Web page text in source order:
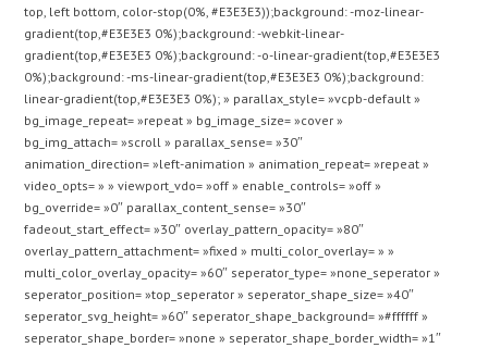
top, left bottom, color-stop(0%, #E3E3E3));background: -moz-linear-
gradient(top,#E3E3E3 0%);background: -webkit-linear-
gradient(top,#E3E3E3 0%);background: -o-linear-gradient(top,#E3E3E3
0%);background: -ms-linear-gradient(top,#E3E3E3 0%);background:
linear-gradient(top,#E3E3E3 0%); » parallax_style= »vcpb-default »
bg_image_repeat= »repeat » bg_image_size= »cover »
bg_img_attach= »scroll » parallax_sense= »30″
animation_direction= »left-animation » animation_repeat= »repeat »
video_opts= » » viewport_vdo= »off » enable_controls= »off »
bg_override= »0″ parallax_content_sense= »30″
fadeout_start_effect= »30″ overlay_pattern_opacity= »80″
overlay_pattern_attachment= »fixed » multi_color_overlay= » »
multi_color_overlay_opacity= »60″ seperator_type= »none_seperator »
seperator_position= »top_seperator » seperator_shape_size= »40″
seperator_svg_height= »60″ seperator_shape_background= »#ffffff »
seperator_shape_border= »none » seperator_shape_border_width= »1″